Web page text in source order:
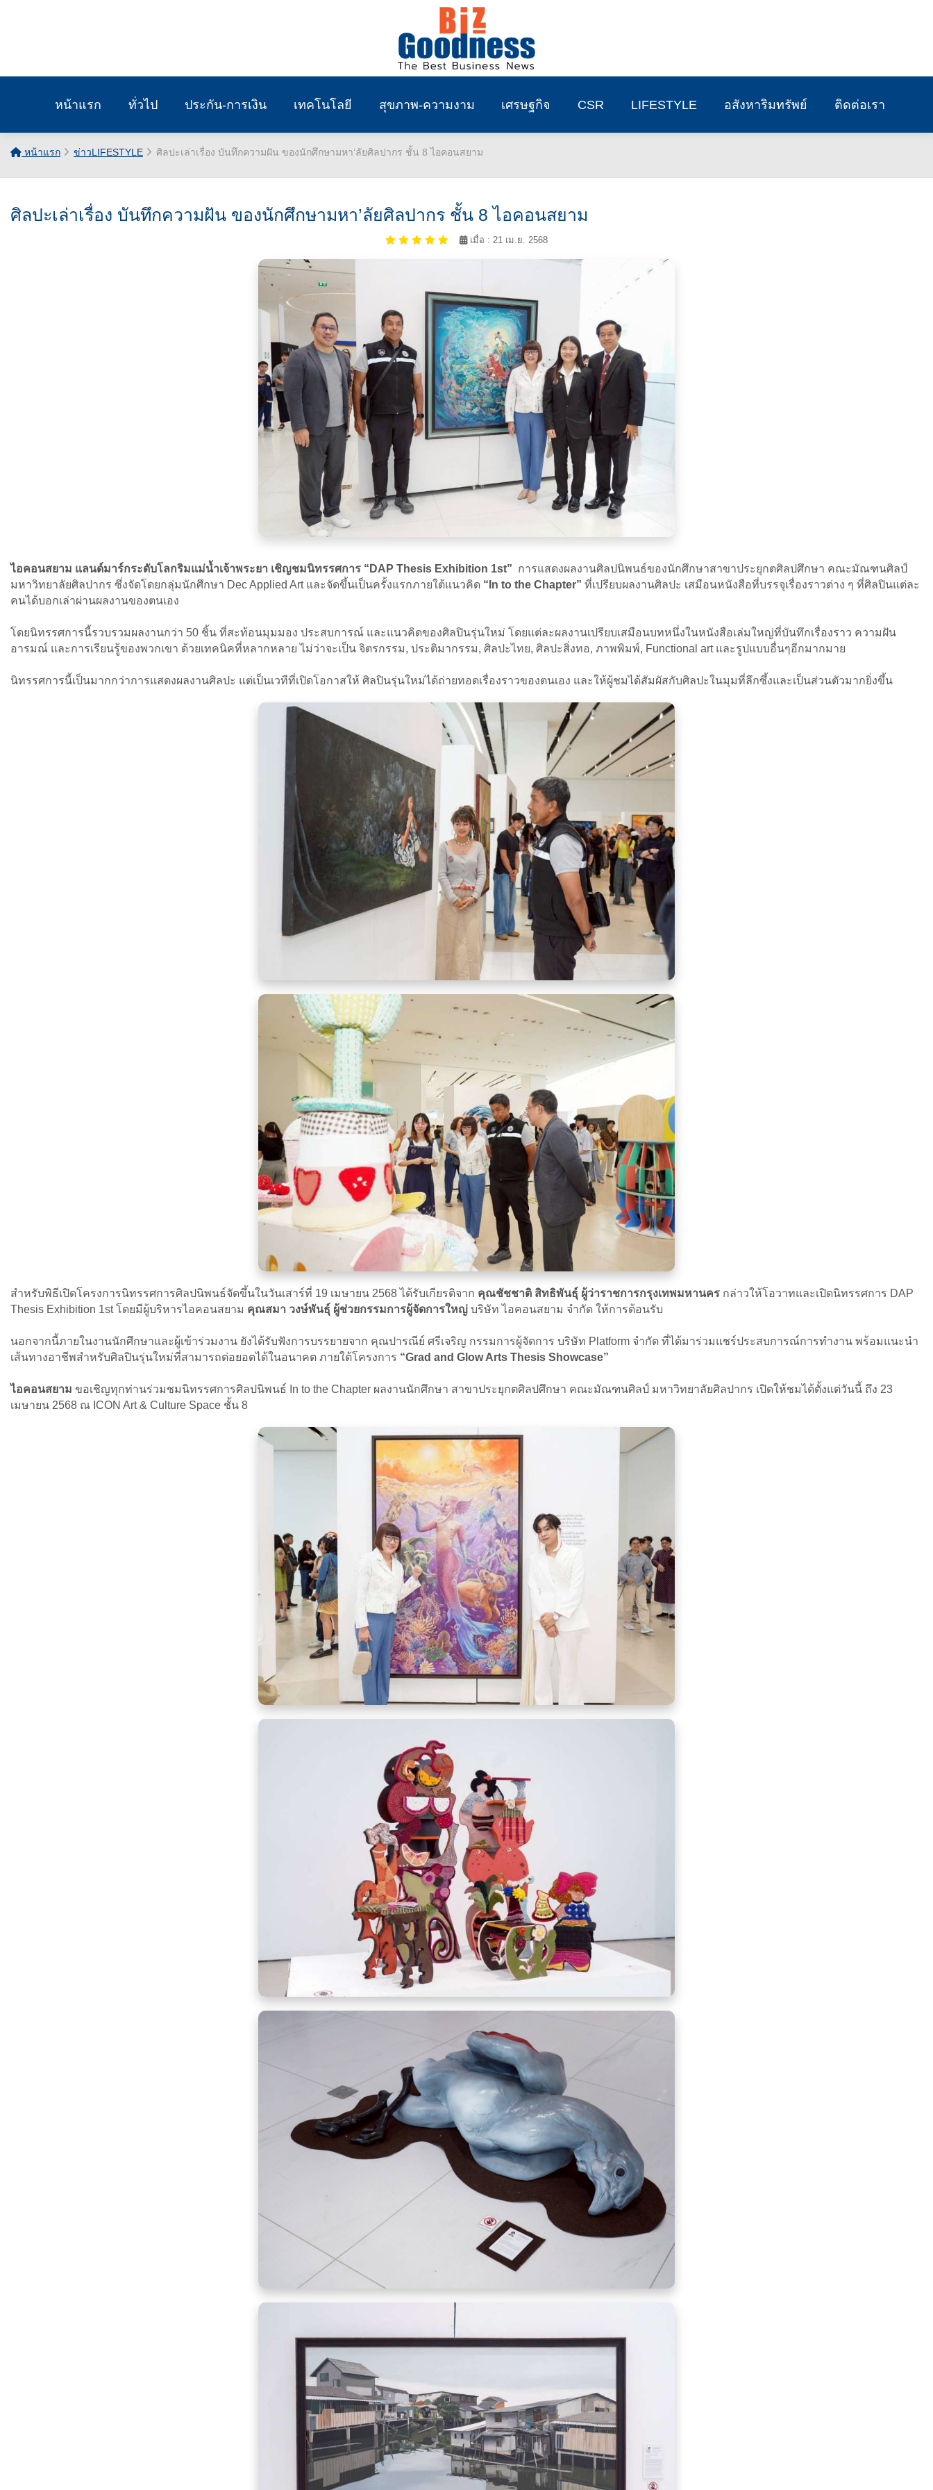
หน้าแรก ทั่วไป ประกัน-การเงิน เทคโนโลยี สุขภาพ-ความงาม เศรษฐกิจ CSR LIFESTYLE อสังหาริมทรัพย์ ติดต่อเรา
หน้าแรก ข่าวLIFESTYLE ศิลปะเล่าเรื่อง บันทึกความฝัน ของนักศึกษามหา’ลัยศิลปากร ชั้น 8 ไอคอนสยาม
ศิลปะเล่าเรื่อง บันทึกความฝัน ของนักศึกษามหา’ลัยศิลปากร ชั้น 8 ไอคอนสยาม
เมื่อ : 21 เม.ย. 2568
ไอคอนสยาม แลนด์มาร์กระดับโลกริมแม่น้ำเจ้าพระยา เชิญชมนิทรรศการ “DAP Thesis Exhibition 1st” การแสดงผลงานศิลปนิพนธ์ของนักศึกษาสาขาประยุกตศิลปศึกษา คณะมัณฑนศิลป์
มหาวิทยาลัยศิลปากร ซึ่งจัดโดยกลุ่มนักศึกษา Dec Applied Art และจัดขึ้นเป็นครั้งแรกภายใต้แนวคิด “In to the Chapter” ที่เปรียบผลงานศิลปะ เสมือนหนังสือที่บรรจุเรื่องราวต่าง ๆ ที่ศิลปินแต่ละ
คนได้บอกเล่าผ่านผลงานของตนเอง
โดยนิทรรศการนี้รวบรวมผลงานกว่า 50 ชิ้น ที่สะท้อนมุมมอง ประสบการณ์ และแนวคิดของศิลปินรุ่นใหม่ โดยแต่ละผลงานเปรียบเสมือนบทหนึ่งในหนังสือเล่มใหญ่ที่บันทึกเรื่องราว ความฝัน
อารมณ์ และการเรียนรู้ของพวกเขา ด้วยเทคนิคที่หลากหลาย ไม่ว่าจะเป็น จิตรกรรม, ประติมากรรม, ศิลปะไทย, ศิลปะสิ่งทอ, ภาพพิมพ์, Functional art และรูปแบบอื่นๆอีกมากมาย
นิทรรศการนี้เป็นมากกว่าการแสดงผลงานศิลปะ แต่เป็นเวทีที่เปิดโอกาสให้ ศิลปินรุ่นใหม่ได้ถ่ายทอดเรื่องราวของตนเอง และให้ผู้ชมได้สัมผัสกับศิลปะในมุมที่ลึกซึ้งและเป็นส่วนตัวมากยิ่งขึ้น
สำหรับพิธีเปิดโครงการนิทรรศการศิลปนิพนธ์จัดขึ้นในวันเสาร์ที่ 19 เมษายน 2568 ได้รับเกียรติจาก คุณชัชชาติ สิทธิพันธุ์ ผู้ว่าราชการกรุงเทพมหานคร กล่าวให้โอวาทและเปิดนิทรรศการ DAP
Thesis Exhibition 1st โดยมีผู้บริหารไอคอนสยาม คุณสมา วงษ์พันธุ์ ผู้ช่วยกรรมการผู้จัดการใหญ่ บริษัท ไอคอนสยาม จำกัด ให้การต้อนรับ
นอกจากนี้ภายในงานนักศึกษาและผู้เข้าร่วมงาน ยังได้รับฟังการบรรยายจาก คุณปารณีย์ ศรีเจริญ กรรมการผู้จัดการ บริษัท Platform จำกัด ที่ได้มาร่วมแชร์ประสบการณ์การทำงาน พร้อมแนะนำ
เส้นทางอาชีพสำหรับศิลปินรุ่นใหม่ที่สามารถต่อยอดได้ในอนาคต ภายใต้โครงการ “Grad and Glow Arts Thesis Showcase”
ไอคอนสยาม ขอเชิญทุกท่านร่วมชมนิทรรศการศิลปนิพนธ์ In to the Chapter ผลงานนักศึกษา สาขาประยุกตศิลปศึกษา คณะมัณฑนศิลป์ มหาวิทยาลัยศิลปากร เปิดให้ชมได้ตั้งแต่วันนี้ ถึง 23
เมษายน 2568 ณ ICON Art & Culture Space ชั้น 8